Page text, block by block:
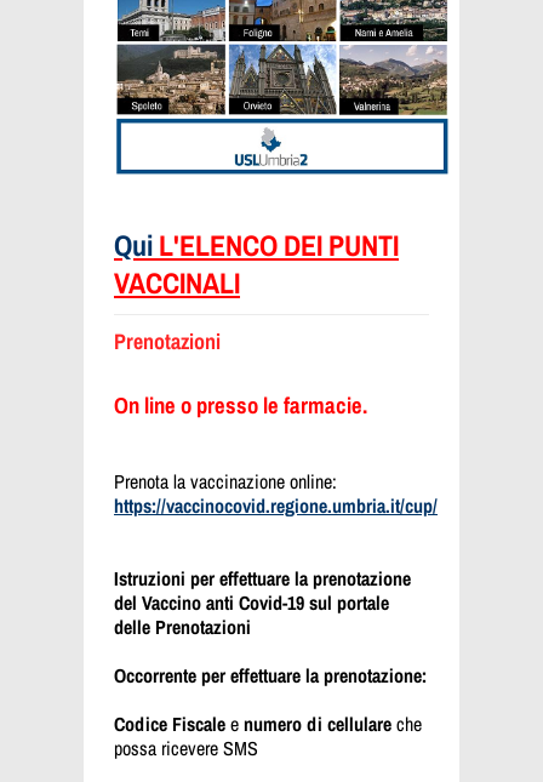
QuiL'ELENCO DEI PUNTI
VACCINALI
Prenotazioni
On line o presso le farmacie.
Prenota la vaccinazione online:
https://vaccinocovid.regione.umbria.it/cup/
Istruzioni per effettuare la prenotazione
del Vaccino anti Covid-19 sul portale
delle Prenotazioni
Occorrente per effettuare la prenotazione:
Codice Fiscaleenumero di cellulareche
possa ricevere SMS